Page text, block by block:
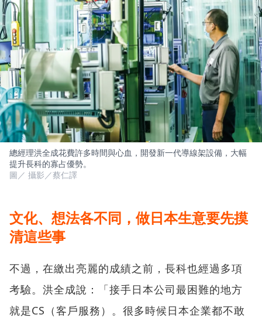
總經理洪全成花費許多時間與心血，開發新一代導線架設備，大幅
提升長科的寡占優勢。
圖／ 攝影／蔡仁譯
文化、想法各不同，做日本生意要先摸
清這些事
不過，在繳出亮麗的成績之前，長科也經過多項
考驗。洪全成說：「接手日本公司最困難的地方
就是CS（客戶服務）。很多時候日本企業都不敢